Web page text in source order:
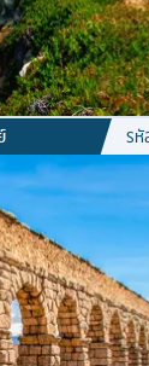
รหั